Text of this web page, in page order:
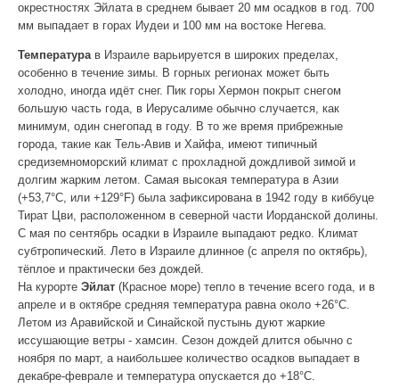
окрестностях Эйлата в среднем бывает 20 мм осадков в год. 700
мм выпадает в горах Иудеи и 100 мм на востоке Негева.
Температурав Израиле варьируется в широких пределах,
особенно в течение зимы. В горных регионах может быть
холодно, иногда идёт снег. Пик горы Хермон покрыт снегом
большую часть года, в Иерусалиме обычно случается, как
минимум, один снегопад в году. В то же время прибрежные
города, такие как Тель-Авив и Хайфа, имеют типичный
средиземноморский климат с прохладной дождливой зимой и
долгим жарким летом. Самая высокая температура в Азии
(+53,7°C, или +129°F) была зафиксирована в 1942 году в киббуце
Тират Цви, расположенном в северной части Иорданской долины.
С мая по сентябрь осадки в Израиле выпадают редко. Климат
субтропический. Лето в Израиле длинное (с апреля по октябрь),
тёплое и практически без дождей.
На курорте Эйлат (Красное море) тепло в течение всего года, и в
апреле и в октябре средняя температура равна около +26°С.
Летом из Аравийской и Синайской пустынь дуют жаркие
иссушающие ветры - хамсин. Сезон дождей длится обычно с
ноября по март, а наибольшее количество осадков выпадает в
декабре-феврале и температура опускается до +18°C.